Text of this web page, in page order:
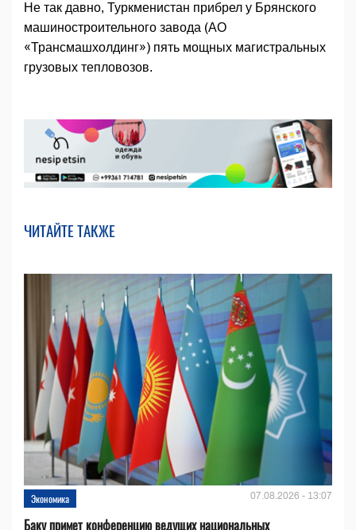
Не так давно, Туркменистан прибрел у Брянского
машиностроительного завода (АО
«Трансмашхолдинг») пять мощных магистральных
грузовых тепловозов.
ЧИТАЙТЕ ТАКЖЕ
Экономика 07.08.2026 - 13:07
Баку примет конференцию ведущих национальных